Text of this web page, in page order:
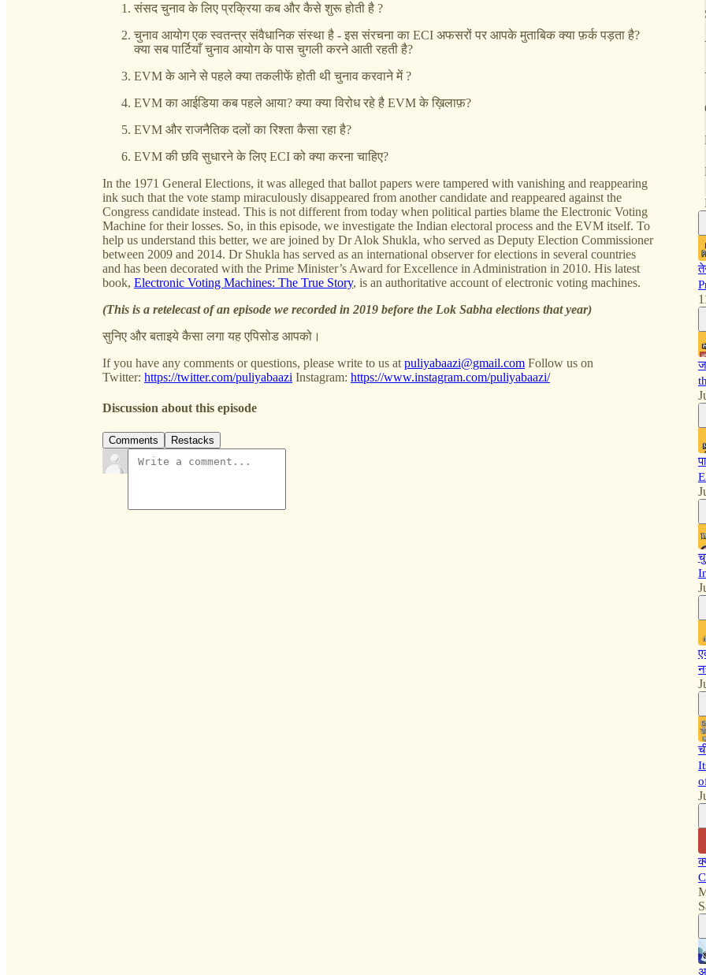
संसद चुनाव के लिए प्रक्रिया कब और कैसे शुरू होती है ?
चुनाव आयोग एक स्वतन्त्र संवैधानिक संस्था है - इस संरचना का ECI अफसरों पर आपके मुताबिक क्या फ़र्क पड़ता है?
क्या सब पार्टियाँ चुनाव आयोग के पास चुगली करने आती रहती है?
EVM के आने से पहले क्या तकलीफें होती थी चुनाव करवाने में ?
EVM का आईडिया कब पहले आया? क्या क्या विरोध रहे है EVM के ख़िलाफ़?
EVM और राजनैतिक दलों का रिश्ता कैसा रहा है?
EVM की छवि सुधारने के लिए ECI को क्या करना चाहिए?
In the 1971 General Elections, it was alleged that ballot papers were tampered with vanishing and reappearing
ink such that the vote stamp miraculously disappeared from another candidate and reappeared against the
Congress candidate instead. This is not different from today when political parties blame the Electronic Voting
Machine for their losses. So, in this episode, we investigate the Indian electoral process and the EVM itself. To
help us understand this better, we are joined by Dr Alok Shukla, who served as Deputy Election Commissioner
between 2009 and 2014. Dr Shukla has served as an international observer for elections in several countries
and has been decorated with the Prime Minister’s Award for Excellence in Administration in 2010. His latest
book, Electronic Voting Machines: The True Story, is an authoritative account of electronic voting machines.
(This is a retelecast of an episode we recorded in 2019 before the Lok Sabha elections that year)
सुनिए और बताइये कैसा लगा यह एपिसोड आपको।
If you have any comments or questions, please write to us at puliyabaazi@gmail.com Follow us on
Twitter: https://twitter.com/puliyabaazi Instagram: https://www.instagram.com/puliyabaazi/
Discussion about this episode
Comments Restacks